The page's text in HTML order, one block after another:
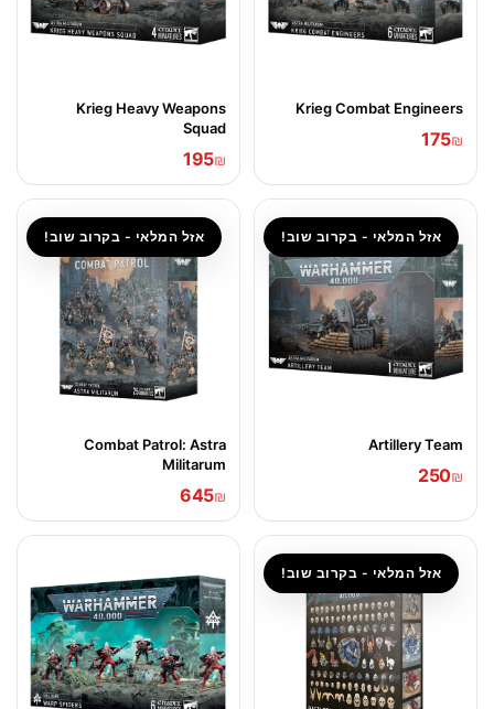
Krieg Combat Engineers
₪
175
Krieg Heavy Weapons
Squad
₪
195
אזל המלאי - בקרוב שוב!
Artillery Team
₪
250
אזל המלאי - בקרוב שוב!
Combat Patrol: Astra
Militarum
₪
645
אזל המלאי - בקרוב שוב!